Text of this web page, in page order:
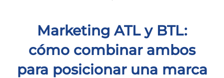
Marketing ATL y BTL:
cómo combinar ambos
para posicionar una marca